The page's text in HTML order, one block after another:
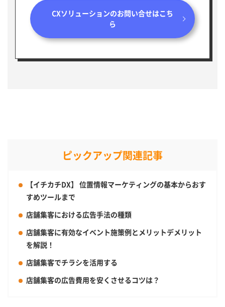
CXソリューションのお問い合せはこち
ら
ピックアップ関連記事
【イチカチDX】 位置情報マーケティングの基本からおす
すめツールまで
店舗集客における広告手法の種類
店舗集客に有効なイベント施策例とメリットデメリット
を解説！
店舗集客でチラシを活用する
店舗集客の広告費用を安くさせるコツは？